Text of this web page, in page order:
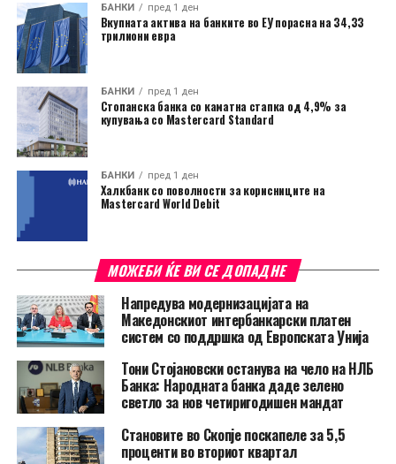
БАНКИ пред 1 ден
Вкупната актива на банките во ЕУ порасна на 34,33
трилиони евра
БАНКИ пред 1 ден
Стопанска банка со каматна стапка од 4,9% за
купувања со Mastercard Standard
БАНКИ пред 1 ден
Халкбанк со поволности за корисниците на
Mastercard World Debit
МОЖЕБИ ЌЕ ВИ СЕ ДОПАДНЕ
Напредува модернизацијата на
Македонскиот интербанкарски платен
систем со поддршка од Европската Унија
Тони Стојановски останува на чело на НЛБ
Банка: Народната банка даде зелено
светло за нов четиригодишен мандат
Становите во Скопје поскапеле за 5,5
проценти во вториот квартал